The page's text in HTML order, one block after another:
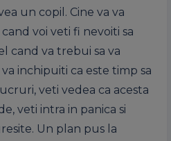
un copil. Cine va va
voi veti fi nevoiti sa
cand va trebui sa va
inchipuiti ca este timp sa
veti vedea ca acesta
veti intra in panica si
Un plan pus la